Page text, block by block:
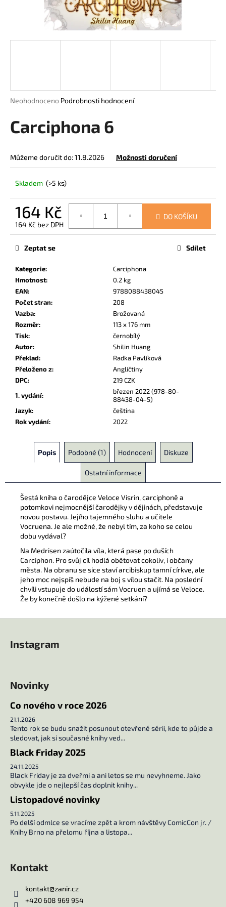
Průměrné
produktu
je
5
hvězdiček.
Neohodnoceno Podrobnosti hodnocení
Carciphona 6
Můžeme doručit do:11.8.2026 Možnosti doručení
Skladem (>5 ks)
164 Kč
164 Kč bez DPH
Měrná
DO KOŠÍKU
Kategorie:
Carciphona
Hmotnost:
0.2 kg
EAN:
9788088438045
Počet stran:
208
Vazba:
Brožovaná
Rozměr:
113 x 176 mm
Tisk:
černobílý
Autor:
Shilin Huang
Překlad:
Radka Pavlíková
Přeloženo z:
Angličtiny
DPC:
219 CZK
1. vydání:
březen 2022 (978-80-
88438-04-5)
Jazyk:
čeština
Rok vydání: 2022
Zeptat se Sdílet
Popis Podobné (1) Hodnocení Diskuze
Ostatní informace
Šestá kniha o čarodějce Veloce Visrin, carciphoně a
potomkovi nejmocnější čarodějky v dějinách, představuje
novou postavu. Jejího tajemného sluhu a učitele
Vocruena. Je ale možné, že nebyl tím, za koho se celou
dobu vydával?
Na Medrisen zaútočila víla, která pase po duších
Carciphon. Pro svůj cíl hodlá obětovat cokoliv, i občany
města. Na obranu se sice staví arcibiskup tamní církve, ale
jeho moc nejspíš nebude na boj s vílou stačit. Na poslední
chvíli vstupuje do událostí sám Vocruen a ujímá se Veloce.
Že by konečně došlo na kýžené setkání?
í
D
p
o
m
e
UČEBNA
POMSTY
249
Kč
Instagram
Novinky
Co nového v roce 2026
21.1.2026
Tento rok se budu snažit posunout otevřené sérii, kde to půjde a
sledovat, jak si současné knihy ved...
Black Friday 2025
24.11.2025
Black Friday je za dveřmi a ani letos se mu nevyhneme. Jako
obvykle jde o nejlepší čas doplnit knihy...
Listopadové novinky
5.11.2025
Po delší odmlce se vracíme zpět a krom návštěvy ComicCon jr. /
Knihy Brno na přelomu října a listopa...
Kontakt
kontakt@zanir.cz
+420 608 969 954